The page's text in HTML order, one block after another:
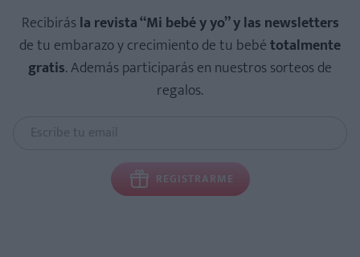
Recibirásla revista “Mi bebé y yo” y las newsletters
de tu embarazo y crecimiento de tu bebétotalmente
gratis. Además participarás en nuestros sorteos de
regalos.
REGISTRARME